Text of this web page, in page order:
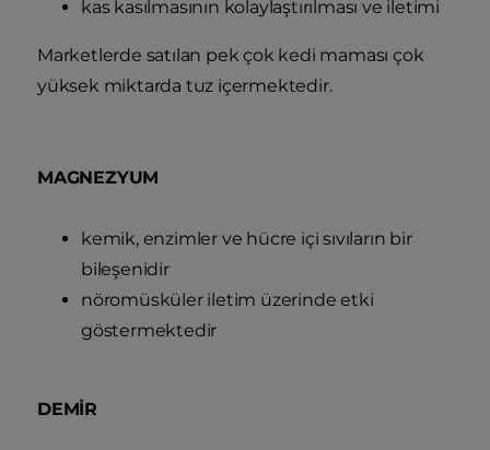
kas kasılmasının kolaylaştırılması ve iletimi
Marketlerde satılan pek çok kedi maması çok
yüksek miktarda tuz içermektedir.
MAGNEZYUM
kemik, enzimler ve hücre içi sıvıların bir
bileşenidir
nöromüsküler iletim üzerinde etki
göstermektedir
DEMİR